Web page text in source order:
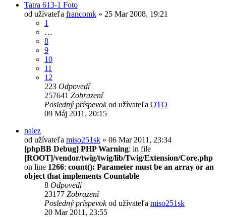
Tatra 613-1 Foto
od užívateľa francomk » 25 Mar 2008, 19:21
1
…
8
9
10
11
12
223 Odpovedí
257641 Zobrazení
Posledný príspevokod užívateľa OTO
09 Máj 2011, 20:15
nalez
od užívateľa miso251sk » 06 Mar 2011, 23:34
[phpBB Debug] PHP Warning: in file
[ROOT]/vendor/twig/twig/lib/Twig/Extension/Core.php
on line 1266: count(): Parameter must be an array or an
object that implements Countable
8 Odpovedí
23177 Zobrazení
Posledný príspevokod užívateľa miso251sk
20 Mar 2011, 23:55